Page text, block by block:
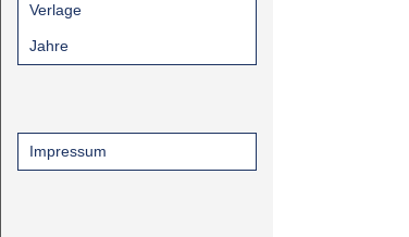
Verlage
Jahre
Impressum